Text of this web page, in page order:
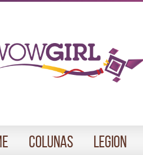
Colunas Legion